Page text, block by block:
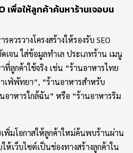
เพื่อให้ลูกค้าค้นหาร้านเจอบน
ควรวางโครงสร้างให้รองรับ SEO
เจน ใส่ข้อมูลทำเล ประเภทร้าน เมนู
ที่ลูกค้าใช้จริง เช่น “ร้านอาหารไทย
เฟ่พัทยา”, “ร้านอาหารสำหรับ
อาหารใกล้ฉัน” หรือ “ร้านอาหารริม
เพิ่มโอกาสให้ลูกค้าใหม่ค้นพบร้านผ่าน
ห้เว็บไซต์เป็นช่องทางสร้างลูกค้าใน